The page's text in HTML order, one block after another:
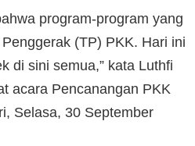
program-program yang
(TP) PKK. Hari ini
di sini semua,” kata Luthfi
acara Pencanangan PKK
Selasa, 30 September